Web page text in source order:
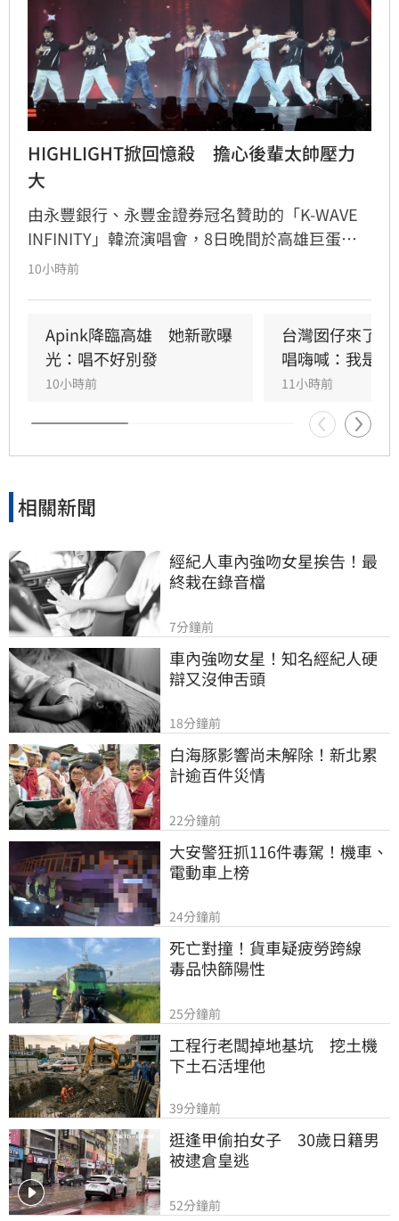
HIGHLIGHT掀回憶殺　擔心後輩太帥壓力
大
由永豐銀行、永豐金證券冠名贊助的「K-WAVE
INFINITY」韓流演唱會，8日晚間於高雄巨蛋熱
力開唱，集結NEWBEAT、FLARE U、CRAVITY、
熱情應援，尖叫與歡呼聲一路未停，最後由
HIGHLIGHT壓軸接管舞台，將現場氣氛推向最高
潮。
10小時前
Apink降臨高雄　她新歌曝
光：唱不好別發
10小時前
台灣囡仔來了
唱嗨喊：我是誰
11小時前
相關新聞
經紀人車內強吻女星挨告！最
終栽在錄音檔
7分鐘前
車內強吻女星！知名經紀人硬
辯又沒伸舌頭
18分鐘前
白海豚影響尚未解除！新北累
計逾百件災情
22分鐘前
大安警狂抓116件毒駕！機車、
電動車上榜
24分鐘前
死亡對撞！貨車疑疲勞跨線
毒品快篩陽性
25分鐘前
工程行老闆掉地基坑　挖土機
下土石活埋他
39分鐘前
逛逢甲偷拍女子　30歲日籍男
被逮倉皇逃
52分鐘前